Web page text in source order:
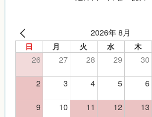
2026年 8月
日 月 火 水 木
26 27 28 29 30
2
3 4 5 6
9
10 11 12 13